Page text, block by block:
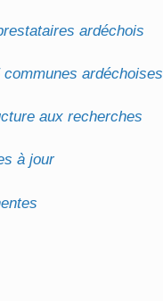
ardéchois
ardéchoises
aux recherches
à jour